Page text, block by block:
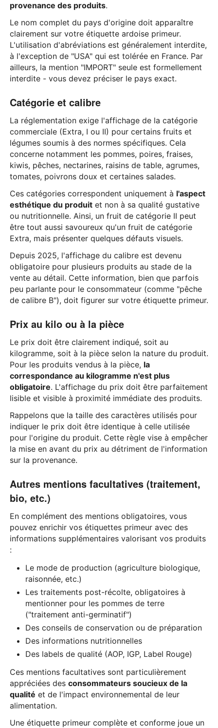
provenance des produits.
Le nom complet du pays d'origine doit apparaître
clairement sur votre étiquette ardoise primeur.
L'utilisation d'abréviations est généralement interdite,
à l'exception de "USA" qui est tolérée en France. Par
ailleurs, la mention "IMPORT" seule est formellement
interdite - vous devez préciser le pays exact.
Catégorie et calibre
La réglementation exige l'affichage de la catégorie
commerciale (Extra, I ou II) pour certains fruits et
légumes soumis à des normes spécifiques. Cela
concerne notamment les pommes, poires, fraises,
kiwis, pêches, nectarines, raisins de table, agrumes,
tomates, poivrons doux et certaines salades.
Ces catégories correspondent uniquement à l'aspect
esthétique du produit et non à sa qualité gustative
ou nutritionnelle. Ainsi, un fruit de catégorie II peut
être tout aussi savoureux qu'un fruit de catégorie
Extra, mais présenter quelques défauts visuels.
Depuis 2025, l'affichage du calibre est devenu
obligatoire pour plusieurs produits au stade de la
vente au détail. Cette information, bien que parfois
peu parlante pour le consommateur (comme "pêche
de calibre B"), doit figurer sur votre étiquette primeur.
Prix au kilo ou à la pièce
Le prix doit être clairement indiqué, soit au
kilogramme, soit à la pièce selon la nature du produit.
Pour les produits vendus à la pièce, la
correspondance au kilogramme n'est plus
obligatoire. L'affichage du prix doit être parfaitement
lisible et visible à proximité immédiate des produits.
Rappelons que la taille des caractères utilisés pour
indiquer le prix doit être identique à celle utilisée
pour l'origine du produit. Cette règle vise à empêcher
la mise en avant du prix au détriment de l'information
sur la provenance.
Autres mentions facultatives (traitement,
bio, etc.)
En complément des mentions obligatoires, vous
pouvez enrichir vos étiquettes primeur avec des
informations supplémentaires valorisant vos produits
:
Le mode de production (agriculture biologique,
raisonnée, etc.)
Les traitements post-récolte, obligatoires à
mentionner pour les pommes de terre
("traitement anti-germinatif")
Des conseils de conservation ou de préparation
Des informations nutritionnelles
Des labels de qualité (AOP, IGP, Label Rouge)
Ces mentions facultatives sont particulièrement
appréciées des consommateurs soucieux de la
qualité et de l'impact environnemental de leur
alimentation.
Une étiquette primeur complète et conforme joue un